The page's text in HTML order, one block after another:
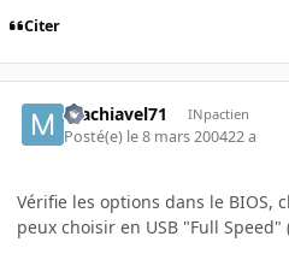
Citer
machiavel71 INpactien
Posté(e) le 8 mars 200422 a
Vérifie les options dans le BIOS,
peux choisir en USB "Full Speed"